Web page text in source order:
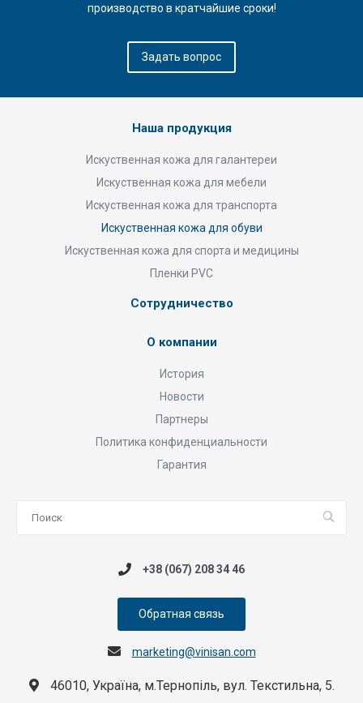
производство в кратчайшие сроки!
Задать вопрос
Наша продукция
Искуственная кожа для галантереи
Искуственная кожа для мебели
Искуственная кожа для транспорта
Искуственная кожа для обуви
Искуственная кожа для спорта и медицины
Пленки PVC
Сотрудничество
О компании
История
Новости
Партнеры
Политика конфиденциальности
Гарантия
+38 (067) 208 34 46
Обратная связь
marketing@vinisan.com
46010, Україна, м.Тернопіль, вул. Текстильна, 5.